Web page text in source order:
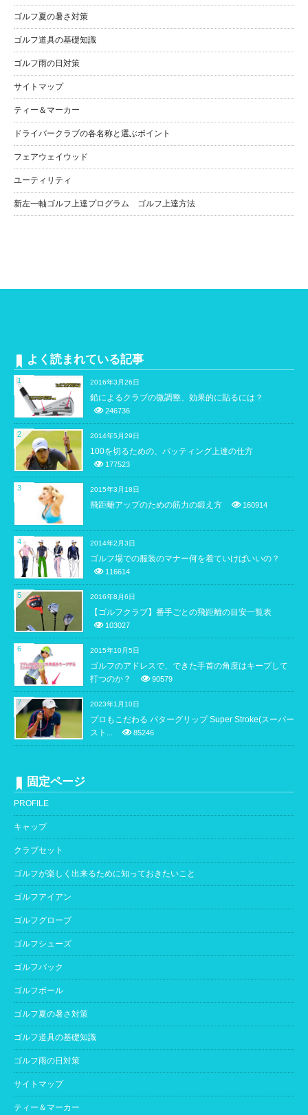
ゴルフ夏の暑さ対策
ゴルフ道具の基礎知識
ゴルフ雨の日対策
サイトマップ
ティー＆マーカー
ドライバークラブの各名称と選ぶポイント
フェアウェイウッド
ユーティリティ
新左一軸ゴルフ上達プログラム ゴルフ上達方法
よく読まれている記事
2016年3月26日
鉛によるクラブの微調整、効果的に貼るには？
246736
1
2014年5月29日
100を切るための、パッティング上達の仕方
177523
2
2015年3月18日
飛距離アップのための筋力の鍛え方 160914
3
2014年2月3日
ゴルフ場での服装のマナー何を着ていけばいいの？
116614
4
2016年8月6日
【ゴルフクラブ】番手ごとの飛距離の目安一覧表
103027
5
2015年10月5日
ゴルフのアドレスで、できた手首の角度はキープして
打つのか？
90579
6
2023年1月10日
プロもこだわる パターグリップ Super Stroke(スーパー
スト...
85246
7
固定ページ
PROFILE
キャップ
クラブセット
ゴルフが楽しく出来るために知っておきたいこと
ゴルフアイアン
ゴルフグローブ
ゴルフシューズ
ゴルフバック
ゴルフボール
ゴルフ夏の暑さ対策
ゴルフ道具の基礎知識
ゴルフ雨の日対策
サイトマップ
ティー＆マーカー